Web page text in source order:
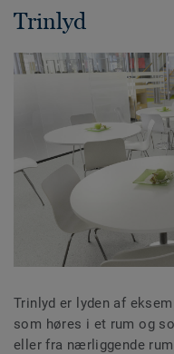
Trinlyd
Trinlyd er lyden af
som høres i et rum og
eller fra nærliggende